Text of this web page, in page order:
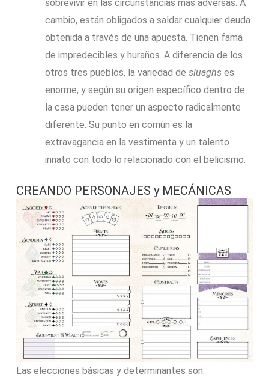
sobrevivir en las circunstancias más adversas. A
cambio, están obligados a saldar cualquier deuda
obtenida a través de una apuesta. Tienen fama
de impredecibles y huraños. A diferencia de los
otros tres pueblos, la variedad desluaghs es
enorme, y según su origen específico dentro de
la casa pueden tener un aspecto radicalmente
diferente. Su punto en común es la
extravagancia en la vestimenta y un talento
innato con todo lo relacionado con el belicismo.
CREANDO PERSONAJES y MECÁNICAS
Las elecciones básicas y determinantes son: